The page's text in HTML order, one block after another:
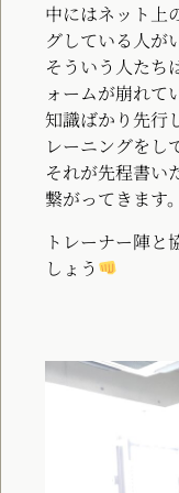
中にはネット上
グしている人が
そういう人たち
ォームが崩れて
知識ばかり先行
レーニングをし
それが先程書い
繋がってきます。
トレーナー陣と
しょう